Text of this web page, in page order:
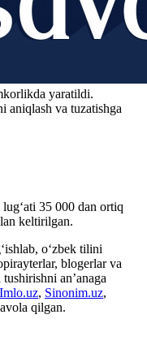
yaratildi.
aniqlash va tuzatishga
35 000 dan ortiq
keltirilgan.
o‘zbek tilini
blogerlar va
an’anaga
Imlo.uz, Sinonim.uz,
qilgan.